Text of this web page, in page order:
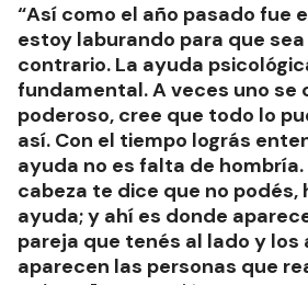
“Así como el año pasado fue
estoy laburando para que
contrario. La ayuda
fundamental. A veces uno se
poderoso, cree que todo lo
así. Con el tiempo lográs
ayuda no es falta de hombría.
cabeza te dice que no podés,
ayuda; y ahí es donde
pareja que tenés al lado y los
aparecen las personas que